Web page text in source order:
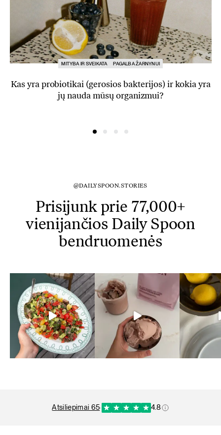
MITYBA IR SVEIKATA PAGALBA ŽARNYNUI
Kas yra probiotikai (gerosios bakterijos) ir kokia yra
jų nauda mūsų organizmui?
@DAILYSPOON.STORIES
Prisijunk prie 77,000+
vienijančios Daily Spoon
bendruomenės
atsiliepimai 65· 4.8